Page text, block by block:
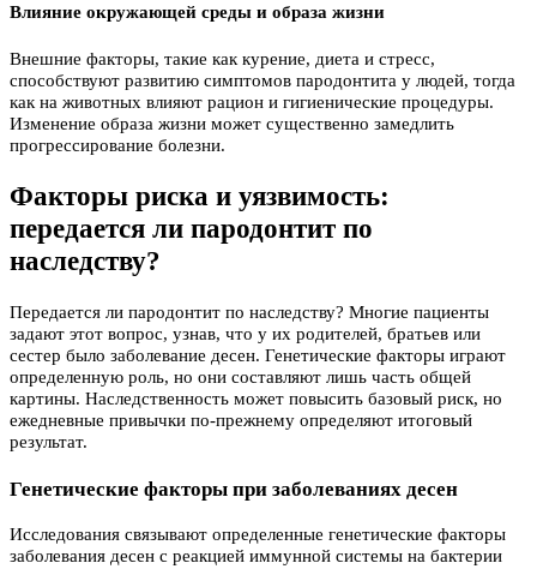
Влияние окружающей среды и образа жизни
Внешние факторы, такие как курение, диета и стресс,
способствуют развитию симптомов пародонтита у людей, тогда
как на животных влияют рацион и гигиенические процедуры.
Изменение образа жизни может существенно замедлить
прогрессирование болезни.
Факторы риска и уязвимость:
передается ли пародонтит по
наследству?
Передается ли пародонтит по наследству? Многие пациенты
задают этот вопрос, узнав, что у их родителей, братьев или
сестер было заболевание десен. Генетические факторы играют
определенную роль, но они составляют лишь часть общей
картины. Наследственность может повысить базовый риск, но
ежедневные привычки по-прежнему определяют итоговый
результат.
Генетические факторы при заболеваниях десен
Исследования связывают определенные генетические факторы
заболевания десен с реакцией иммунной системы на бактерии